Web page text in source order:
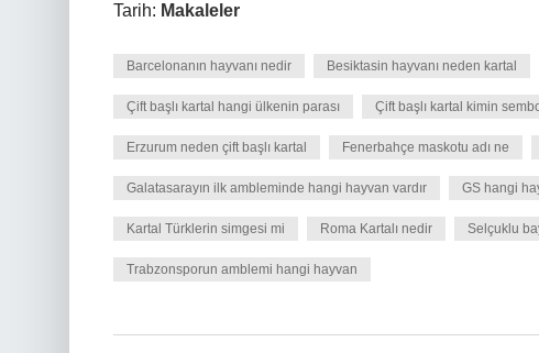
Tarih: Makaleler
Barcelonanın hayvanı nedir Besiktasin hayvanı neden kartal
Çift başlı kartal hangi ülkenin parası Çift başlı kartal kimin
Erzurum neden çift başlı kartal Fenerbahçe maskotu adı ne
Galatasarayın ilk ambleminde hangi hayvan vardır GS hangi
Kartal Türklerin simgesi mi Roma Kartalı nedir Selçuklu
Trabzonsporun amblemi hangi hayvan